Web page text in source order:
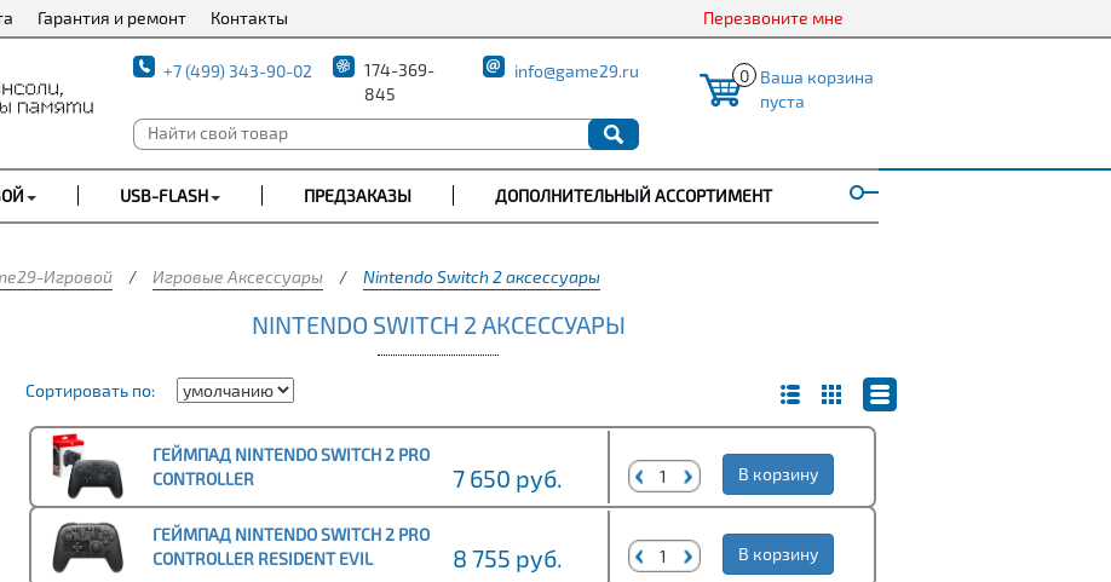
Гарантия и ремонт Контакты Перезвоните мне
+7 (499) 343-90-02
174-369-
845
info@game29.ru 0 Ваша корзина
пуста
USB-FLASH ПРЕДЗАКАЗЫ ДОПОЛНИТЕЛЬНЫЙ АССОРТИМЕНТ
Игровой / Игровые Аксессуары / Nintendo Switch 2 аксессуары
NINTENDO SWITCH 2 АКСЕССУАРЫ
Сортировать по:
ГЕЙМПАД NINTENDO SWITCH 2 PRO
CONTROLLER
7 650 руб. В корзину
ГЕЙМПАД NINTENDO SWITCH 2 PRO
CONTROLLER RESIDENT EVIL
8 755 руб. В корзину